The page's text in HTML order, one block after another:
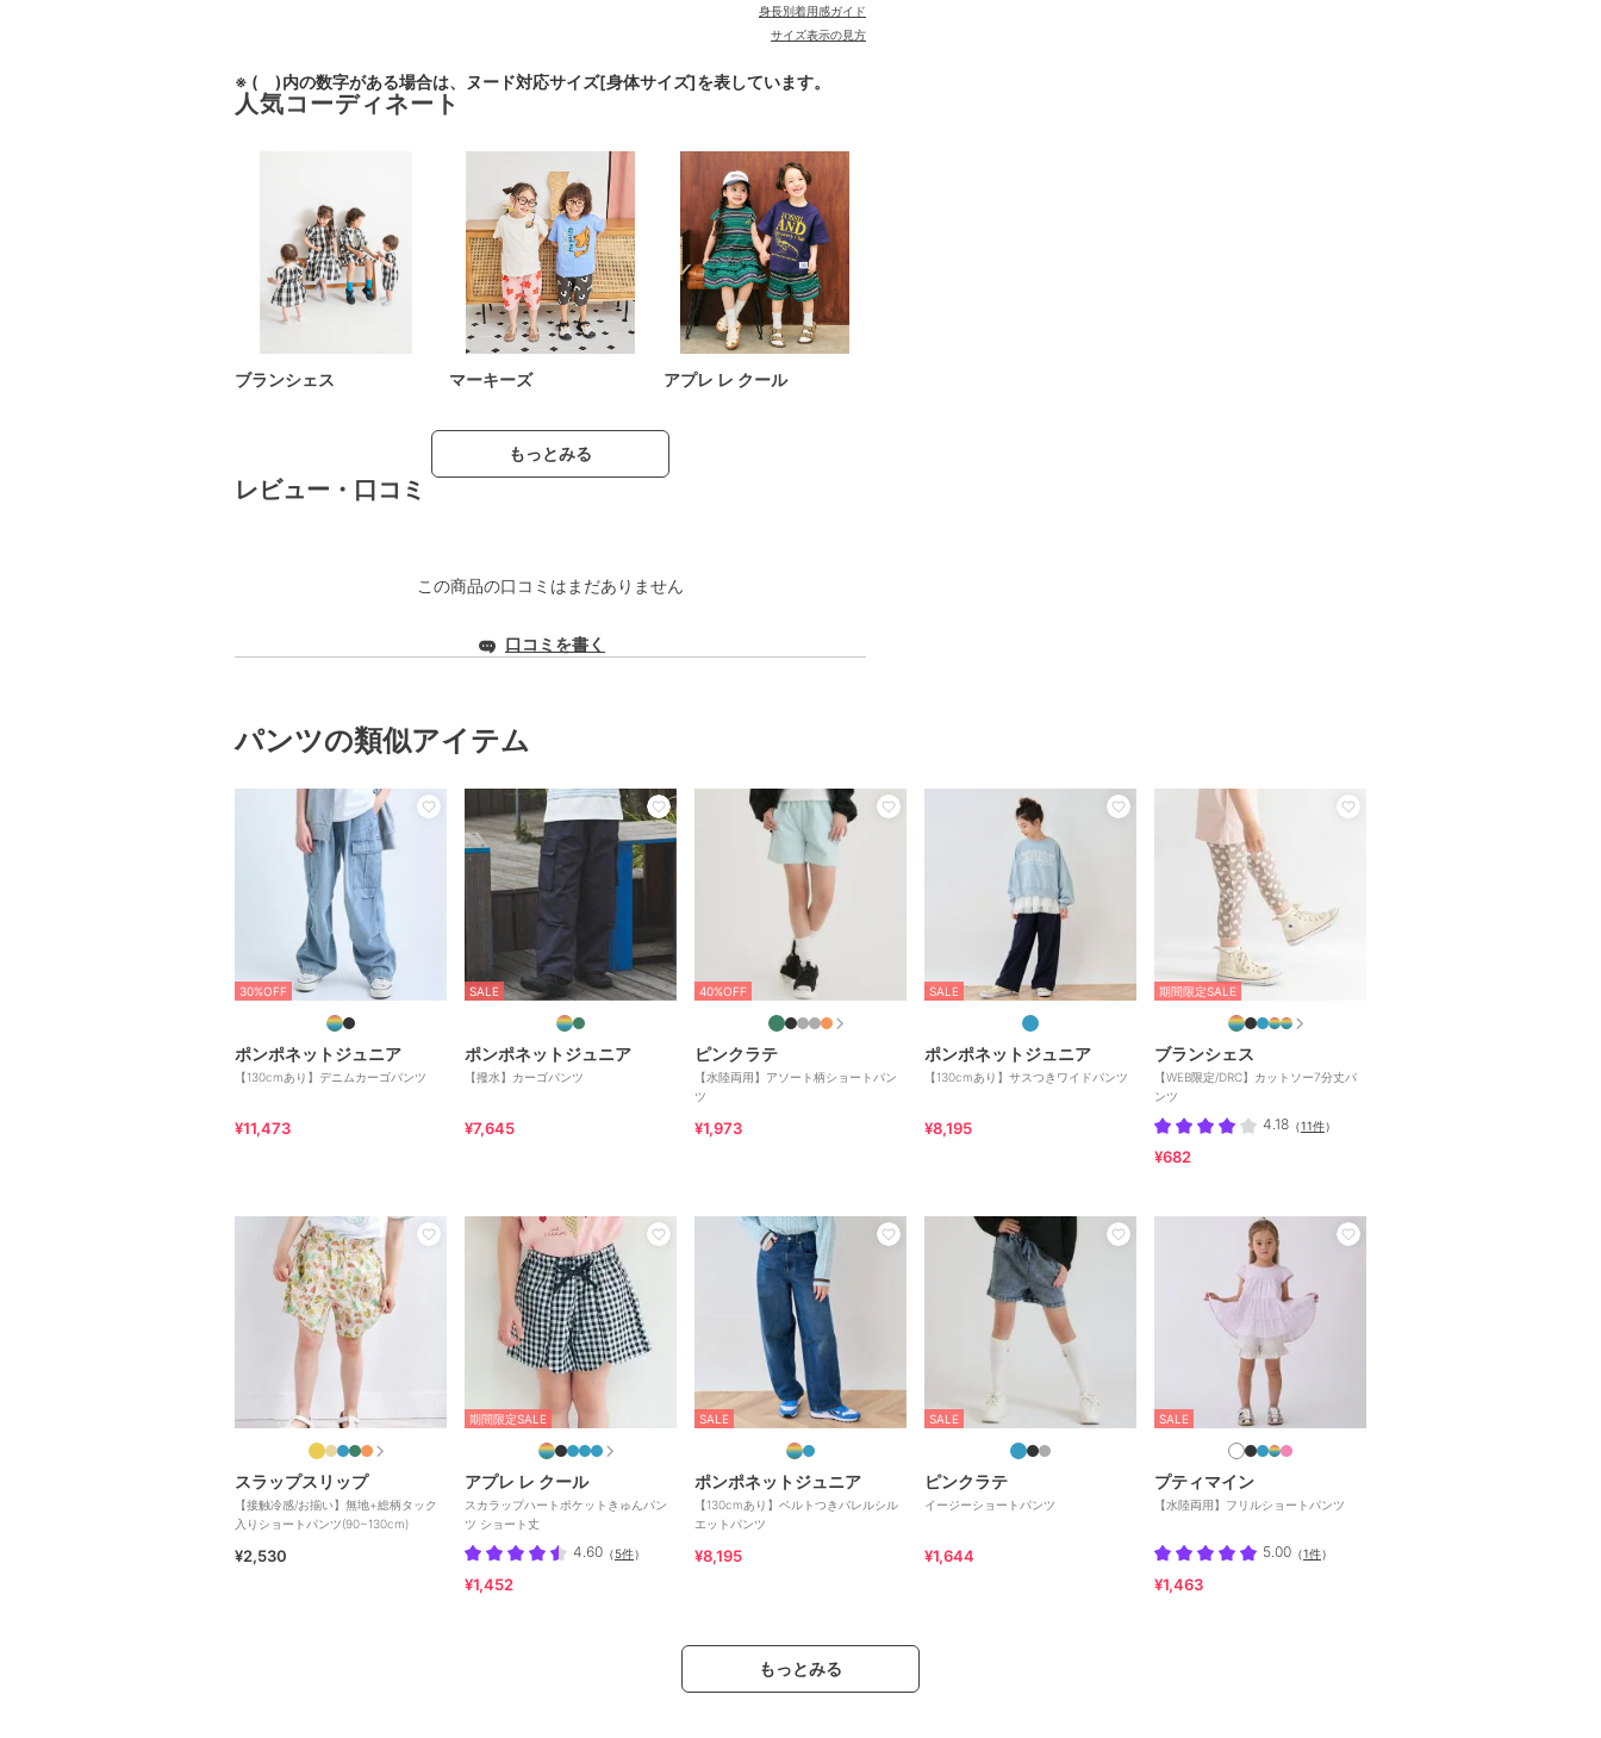
身長別着用感ガイド
サイズ表示の見方
※ ( )内の数字がある場合は、ヌード対応サイズ[身体サイズ]を表しています。
人気コーディネート
ブランシェス マーキーズ アプレ レ クール
もっとみる
レビュー・口コミ
この商品の口コミはまだありません
口コミを書く
パンツの類似アイテム
30%OFF
ポンポネットジュニア
【130cmあり】デニムカーゴパンツ
¥11,473
SALE
ポンポネットジュニア
【撥水】カーゴパンツ
¥7,645
40%OFF
ピンクラテ
【水陸両用】アソート柄ショートパン
ツ
¥1,973
SALE
ポンポネットジュニア
【130cmあり】サスつきワイドパンツ
¥8,195
期間限定SALE
ブランシェス
【WEB限定/DRC】カットソー7分丈パ
ンツ
4.18 （11件）
¥682
スラップスリップ
【接触冷感/お揃い】無地+総柄タック
入りショートパンツ(90~130cm)
¥2,530
期間限定SALE
アプレ レ クール
スカラップハートポケットきゅんパン
ツ ショート丈
4.60 （5件）
¥1,452
SALE
ポンポネットジュニア
【130cmあり】ベルトつきバレルシル
エットパンツ
¥8,195
SALE
ピンクラテ
イージーショートパンツ
¥1,644
SALE
プティマイン
【水陸両用】フリルショートパンツ
5.00 （1件）
¥1,463
もっとみる